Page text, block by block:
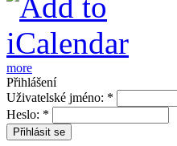
more
Přihlášení
Uživatelské jméno: *
Heslo: *
Přihlásit se